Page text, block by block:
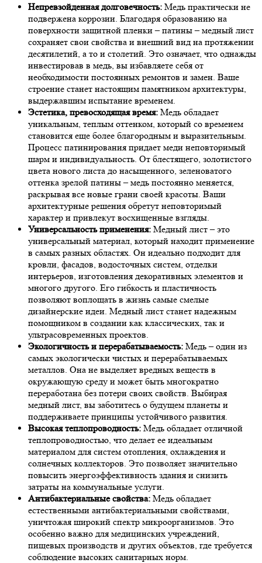
Непревзойденная долговечность: Медь практически не
подвержена коррозии. Благодаря образованию на
поверхности защитной пленки – патины – медный лист
сохраняет свои свойства и внешний вид на протяжении
десятилетий, а то и столетий. Это означает, что однажды
инвестировав в медь, вы избавляете себя от
необходимости постоянных ремонтов и замен. Ваше
строение станет настоящим памятником архитектуры,
выдержавшим испытание временем.
Эстетика, превосходящая время: Медь обладает
уникальным, теплым оттенком, который со временем
становится еще более благородным и выразительным.
Процесс патинирования придает меди неповторимый
шарм и индивидуальность. От блестящего, золотистого
цвета нового листа до насыщенного, зеленоватого
оттенка зрелой патины – медь постоянно меняется,
раскрывая все новые грани своей красоты. Ваши
архитектурные решения обретут неповторимый
характер и привлекут восхищенные взгляды.
Универсальность применения: Медный лист – это
универсальный материал, который находит применение
в самых разных областях. Он идеально подходит для
кровли, фасадов, водосточных систем, отделки
интерьеров, изготовления декоративных элементов и
многого другого. Его гибкость и пластичность
позволяют воплощать в жизнь самые смелые
дизайнерские идеи. Медный лист станет надежным
помощником в создании как классических, так и
ультрасовременных проектов.
Экологичность и перерабатываемость: Медь – один из
самых экологически чистых и перерабатываемых
металлов. Она не выделяет вредных веществ в
окружающую среду и может быть многократно
переработана без потери своих свойств. Выбирая
медный лист, вы заботитесь о будущем планеты и
поддерживаете принципы устойчивого развития.
Высокая теплопроводность: Медь обладает отличной
теплопроводностью, что делает ее идеальным
материалом для систем отопления, охлаждения и
солнечных коллекторов. Это позволяет значительно
повысить энергоэффективность здания и снизить
затраты на коммунальные услуги.
Антибактериальные свойства: Медь обладает
естественными антибактериальными свойствами,
уничтожая широкий спектр микроорганизмов. Это
особенно важно для медицинских учреждений,
пищевых производств и других объектов, где требуется
соблюдение высоких санитарных норм.